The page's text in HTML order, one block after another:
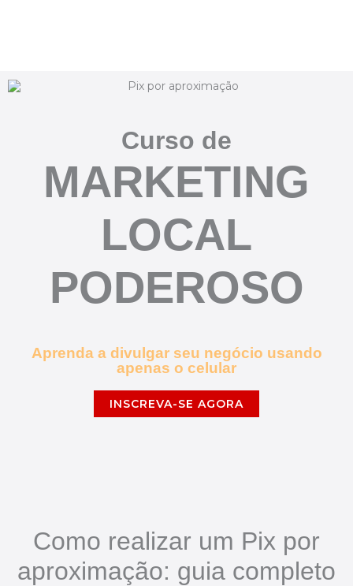
Curso de
MARKETING
LOCAL
PODEROSO
Aprenda a divulgar seu negócio usando
apenas o celular
INSCREVA-SE AGORA
Como realizar um Pix por
aproximação: guia completo